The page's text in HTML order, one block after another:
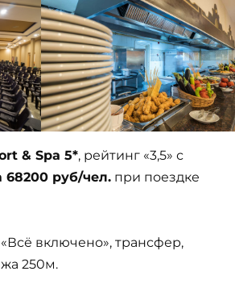
& Spa 5*, рейтинг «3,5» с
68200 руб/чел. при поездке
включено», трансфер,
250м.